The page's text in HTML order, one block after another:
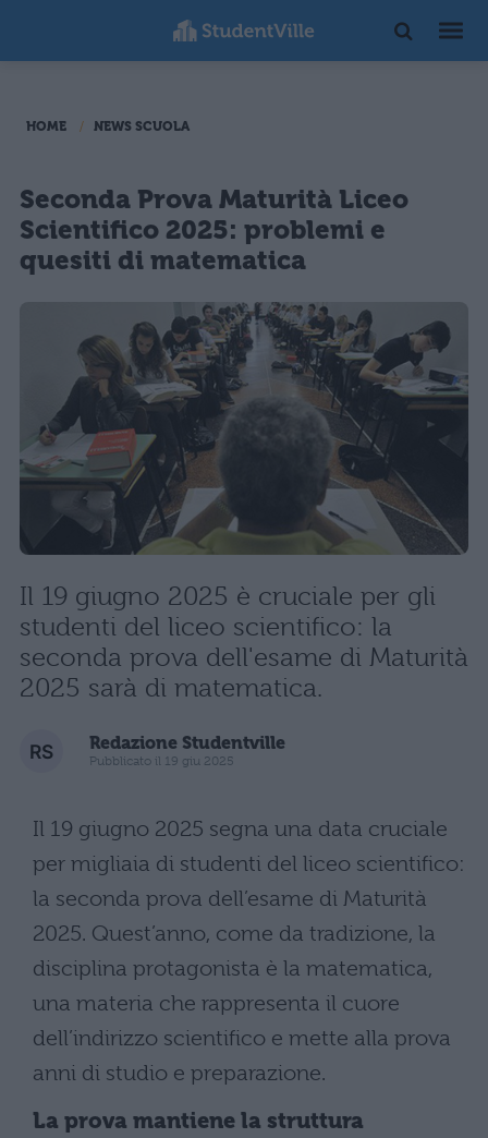
HOME NEWS SCUOLA
Seconda Prova Maturità Liceo
Scientifico 2025: problemi e
quesiti di matematica
Il 19 giugno 2025 è cruciale per gli
studenti del liceo scientifico: la
seconda prova dell'esame di Maturità
2025 sarà di matematica.
Redazione Studentville
Pubblicato il 19 giu 2025
Il 19 giugno 2025 segna una data cruciale
per migliaia di studenti del liceo scientifico:
la seconda prova dell’esame di Maturità
2025. Quest’anno, come da tradizione, la
disciplina protagonista è la matematica,
una materia che rappresenta il cuore
dell’indirizzo scientifico e mette alla prova
anni di studio e preparazione.
La prova mantiene la struttura